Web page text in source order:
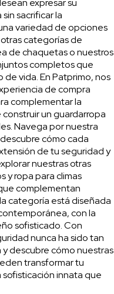
sacrificar la
variedad de opciones
categorías de
de chaquetas o nuestros
completos que
vida. En Patprimo, nos
de compra
complementar la
un guardarropa
Navega por nuestra
cómo cada
de tu seguridad y
nuestras otras
y ropa para climas
complementan
categoría está diseñada
con la
sofisticado. Con
nunca ha sido tan
descubre cómo nuestras
transformar tu
innata que